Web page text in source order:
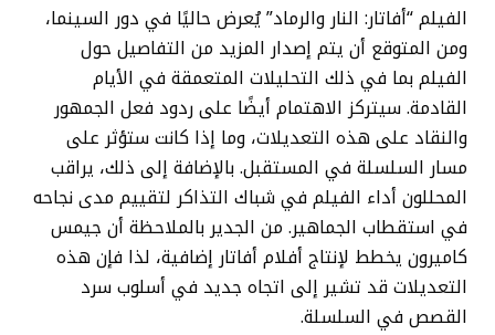
الفيلم “أفاتار: النار والرماد” يُعرض حاليًا في دور السينما،
ومن المتوقع أن يتم إصدار المزيد من التفاصيل حول
الفيلم بما في ذلك التحليلات المتعمقة في الأيام
القادمة. سيتركز الاهتمام أيضًا على ردود فعل الجمهور
والنقاد على هذه التعديلات، وما إذا كانت ستؤثر على
مسار السلسلة في المستقبل. بالإضافة إلى ذلك، يراقب
المحللون أداء الفيلم في شباك التذاكر لتقييم مدى نجاحه
في استقطاب الجماهير. من الجدير بالملاحظة أن جيمس
كاميرون يخطط لإنتاج أفلام أفاتار إضافية، لذا فإن هذه
التعديلات قد تشير إلى اتجاه جديد في أسلوب سرد
القصص في السلسلة.